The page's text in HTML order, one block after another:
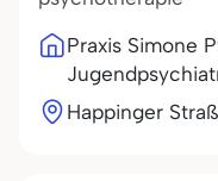
Praxis Simone
Happinger